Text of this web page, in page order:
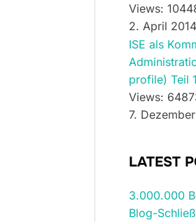
Views:
2. April 2014
ISE als
profile) Teil 1
Views:
7.
LATEST
3.000.000
Blog-